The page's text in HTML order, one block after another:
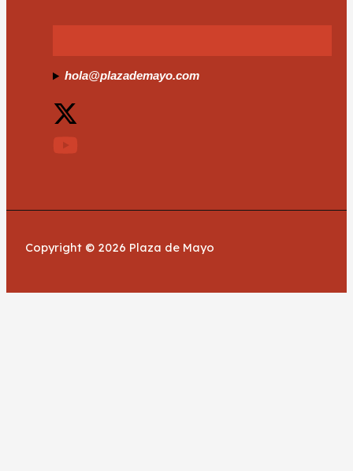
hola@plazademayo.com
Copyright © 2026 Plaza de Mayo